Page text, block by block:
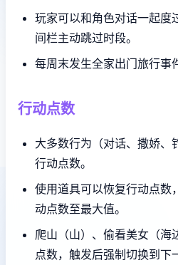
玩家可以和角色对话一起度
间栏主动跳过时段。
每周末发生全家出门旅行事
行动点数
大多数行为（对话、撒娇、
行动点数。
使用道具可以恢复行动点数
动点数至最大值。
爬山（山）、偷看美女（海
点数，触发后强制切换到下